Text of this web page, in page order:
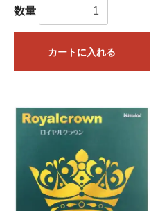
数量
カートに入れる